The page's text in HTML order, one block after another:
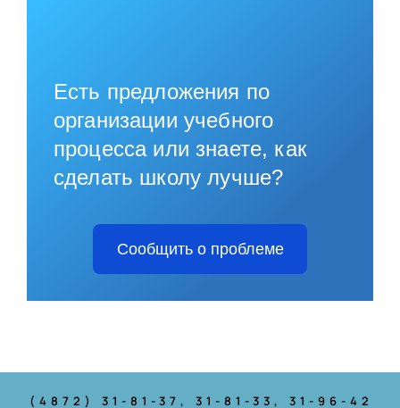
Есть предложения по
организации учебного
процесса или знаете, как
сделать школу лучше?
Сообщить о проблеме
(4872) 31-81-37, 31-81-33, 31-96-42